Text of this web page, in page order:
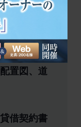
＞
物登記事
置図、道
借契約書